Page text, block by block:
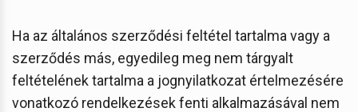
Ha az általános szerződési feltétel tartalma vagy a
szerződés más, egyedileg meg nem tárgyalt
feltételének tartalma a jognyilatkozat értelmezésére
vonatkozó rendelkezések fenti alkalmazásával nem